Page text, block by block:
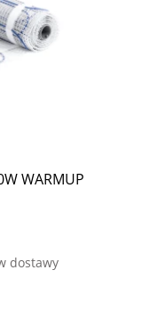
WARMUP
dostawy